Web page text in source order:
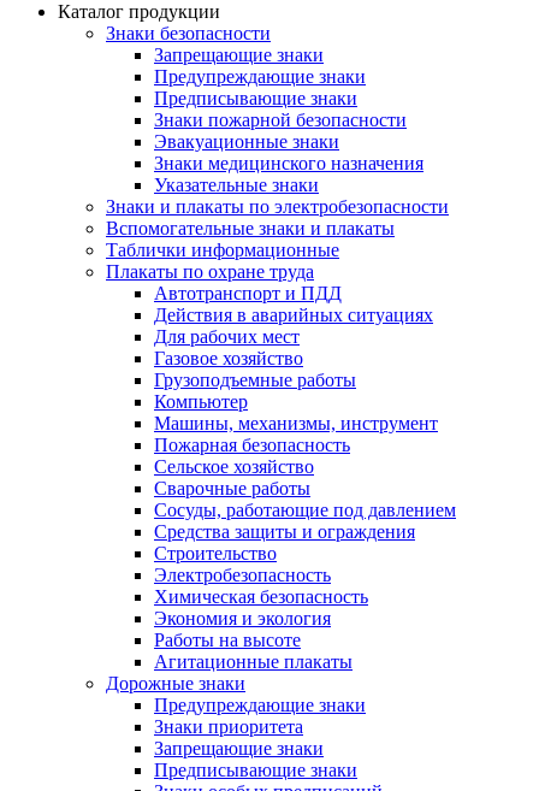
Каталог продукции
Знаки безопасности
Запрещающие знаки
Предупреждающие знаки
Предписывающие знаки
Знаки пожарной безопасности
Эвакуационные знаки
Знаки медицинского назначения
Указательные знаки
Знаки и плакаты по электробезопасности
Вспомогательные знаки и плакаты
Таблички информационные
Плакаты по охране труда
Автотранспорт и ПДД
Действия в аварийных ситуациях
Для рабочих мест
Газовое хозяйство
Грузоподъемные работы
Компьютер
Машины, механизмы, инструмент
Пожарная безопасность
Сельское хозяйство
Сварочные работы
Сосуды, работающие под давлением
Средства защиты и ограждения
Строительство
Электробезопасность
Химическая безопасность
Экономия и экология
Работы на высоте
Агитационные плакаты
Дорожные знаки
Предупреждающие знаки
Знаки приоритета
Запрещающие знаки
Предписывающие знаки